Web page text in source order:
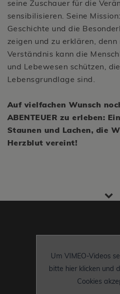
seine Zuschauer für die
sensibilisieren. Seine
Geschichte und die
zeigen und zu erklären,
Verständnis kann die
und Lebewesen schützen,
Lebensgrundlage sind.
Auf vielfachen Wunsch
ABENTEUER zu erleben:
Staunen und Lachen, die
Herzblut vereint!
Um VIMEO-Videos
bitte hier klicken und
Cookies